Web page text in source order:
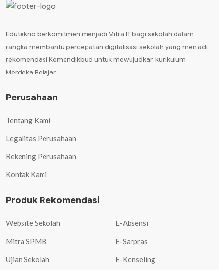
Edutekno berkomitmen menjadi Mitra IT bagi sekolah dalam
rangka membantu percepatan digitalisasi sekolah yang menjadi
rekomendasi Kemendikbud untuk mewujudkan kurikulum
Merdeka Belajar.
Perusahaan
Tentang Kami
Legalitas Perusahaan
Rekening Perusahaan
Kontak Kami
Produk Rekomendasi
Website Sekolah
Mitra SPMB
Ujian Sekolah
E-Absensi
E-Sarpras
E-Konseling